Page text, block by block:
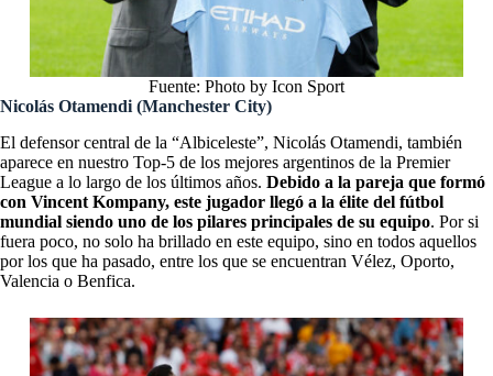
Fuente: Photo by Icon Sport
Nicolás Otamendi (Manchester City)
El defensor central de la “Albiceleste”, Nicolás Otamendi, también
aparece en nuestro Top-5 de los mejores argentinos de la Premier
League a lo largo de los últimos años. Debido a la pareja que formó
con Vincent Kompany, este jugador llegó a la élite del fútbol
mundial siendo uno de los pilares principales de su equipo. Por si
fuera poco, no solo ha brillado en este equipo, sino en todos aquellos
por los que ha pasado, entre los que se encuentran Vélez, Oporto,
Valencia o Benfica.